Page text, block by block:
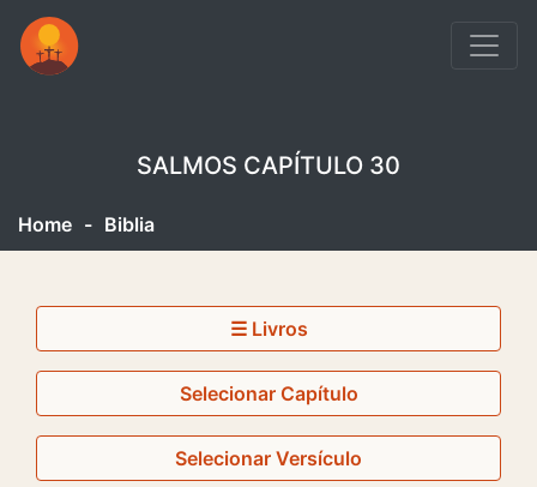
SALMOS CAPÍTULO 30
Home - Biblia
☰ Livros
Selecionar Capítulo
Selecionar Versículo